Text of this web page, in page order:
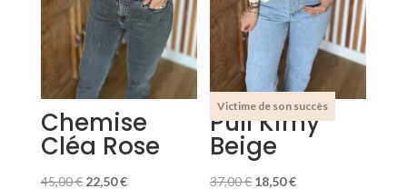
Chemise
Cléa Rose
45,00€ Le
22,50€Le
Pull Kimy
Beige
37,00€ Le
18,50€Le